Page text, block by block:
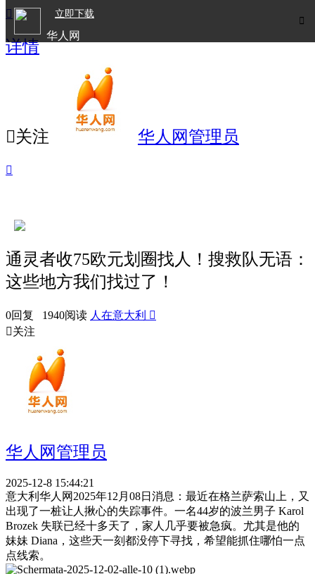

立即下载
华人网

详情
关注 华人网管理员

通灵者收75欧元划圈找人！搜救队无语：
这些地方我们找过了！
0回复 1940阅读 人在意大利 
关注
华人网管理员
2025-12-8 15:44:21
意大利华人网2025年12月08日消息：最近在格兰萨索山上，又
出现了一桩让人揪心的失踪事件。一名44岁的波兰男子 Karol
Brozek 失联已经十多天了，家人几乎要被急疯。尤其是他的
妹妹 Diana，这些天一刻都没停下寻找，希望能抓住哪怕一点
点线索。